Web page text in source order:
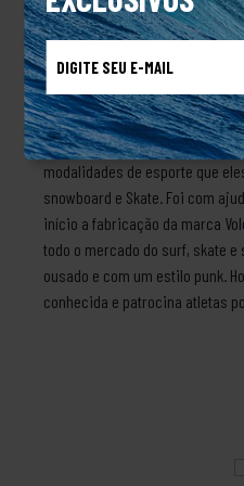
etiqueta interna e viés
frontal+ Assinatura Volcom na
contrastante100%
começa em 1991, após uma
entre os amigos Richard
eles tiveram a ideia de criar
modalidades de esporte que
snowboard e Skate. Foi com
início a fabricação da marca
todo o mercado do surf, skate e
ousado e com um estilo punk.
conhecida e patrocina atletas